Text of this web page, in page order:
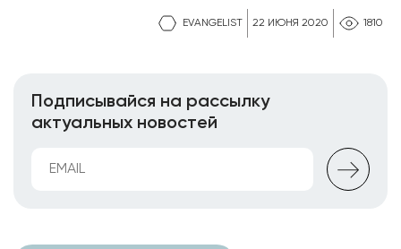
EVANGELIST 22 ИЮНЯ 2020 1810
Подписывайся на рассылку
актуальных новостей